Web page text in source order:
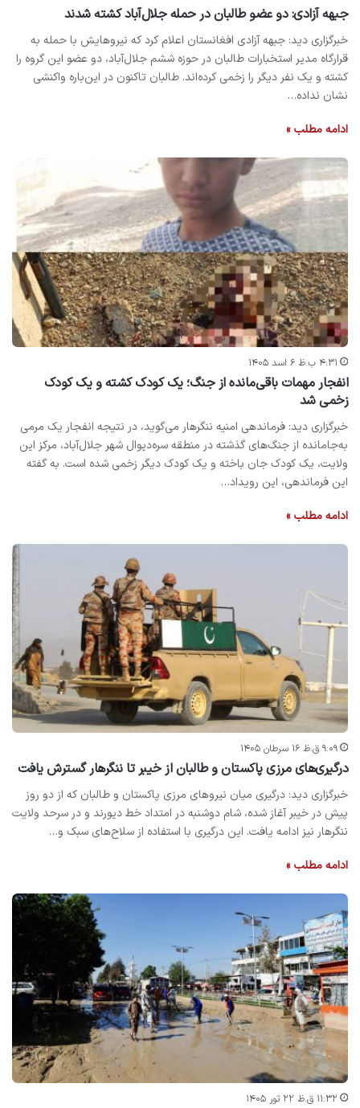
جبهه آزادی: دو عضو طالبان در حمله جلال‌آباد کشته شدند
خبرگزاری دید: جبهه آزادی افغانستان اعلام کرد که نیروهایش با حمله به
قرارگاه مدیر استخبارات طالبان در حوزه ششم جلال‌آباد، دو عضو این گروه را
کشته و یک نفر دیگر را زخمی کرده‌اند. طالبان تاکنون در این‌باره واکنشی
نشان نداده…
ادامه مطلب »
۴:۳۱ ب.ظ ۶ اسد ۱۴۰۵
انفجار مهمات باقی‌مانده از جنگ؛ یک کودک کشته و یک کودک
زخمی شد
خبرگزاری دید: فرماندهی امنیه ننگرهار می‌گوید، در نتیجه انفجار یک مرمی
به‌جامانده از جنگ‌های گذشته در منطقه سره‌دیوال شهر جلال‌آباد، مرکز این
ولایت، یک کودک جان باخته و یک کودک دیگر زخمی شده است. به گفته
این فرماندهی، این رویداد…
ادامه مطلب »
۹:۰۹ ق.ظ ۱۶ سرطان ۱۴۰۵
درگیری‌های مرزی پاکستان و طالبان از خیبر تا ننگرهار گسترش یافت
خبرگزاری دید: درگیری میان نیروهای مرزی پاکستان و طالبان که از دو روز
پیش در خیبر آغاز شده، شام دوشنبه در امتداد خط دیورند و در سرحد ولایت
ننگرهار نیز ادامه یافت. این درگیری با استفاده از سلاح‌های سبک و…
ادامه مطلب »
۱۱:۳۲ ق.ظ ۲۲ ثور ۱۴۰۵